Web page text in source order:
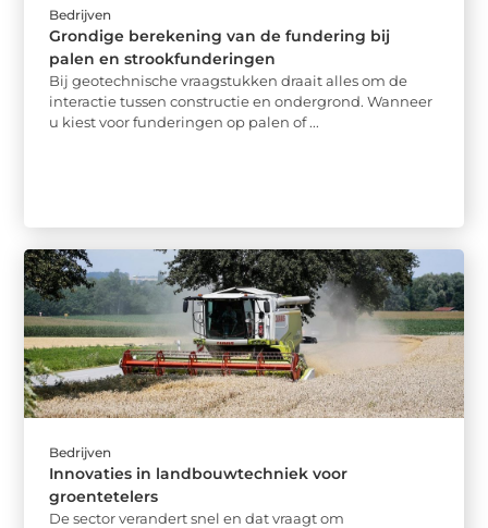
Bedrijven
Grondige berekening van de fundering bij
palen en strookfunderingen
Bij geotechnische vraagstukken draait alles om de
interactie tussen constructie en ondergrond. Wanneer
u kiest voor funderingen op palen of ...
Bedrijven
Innovaties in landbouwtechniek voor
groentetelers
De sector verandert snel en dat vraagt om